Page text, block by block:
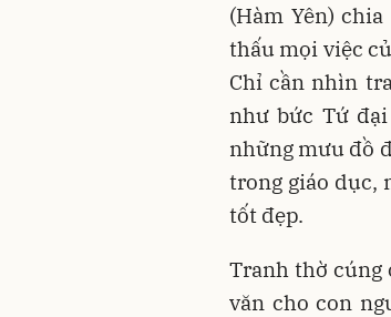
(Hàm Yên)
thấu mọi việc
Chỉ cần nhìn
như bức Tứ
những mưu đồ
trong giáo dục,
tốt đẹp.
Tranh thờ cúng
văn cho con